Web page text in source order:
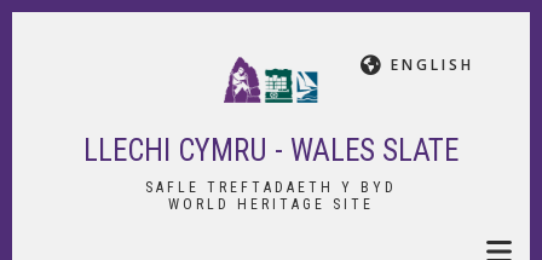
Skip
ENGLISH
LLECHI CYMRU - WALES SLATE
SAFLE TREFTADAETH Y BYD
WORLD HERITAGE SITE